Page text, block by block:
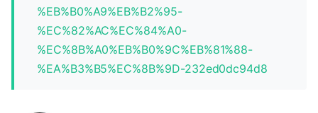
%EB%B0%A9%EB%B2%95-
%EC%82%AC%EC%84%A0-
%EC%8B%A0%EB%B0%9C%EB%81%88-
%EA%B3%B5%EC%8B%9D-232ed0dc94d8